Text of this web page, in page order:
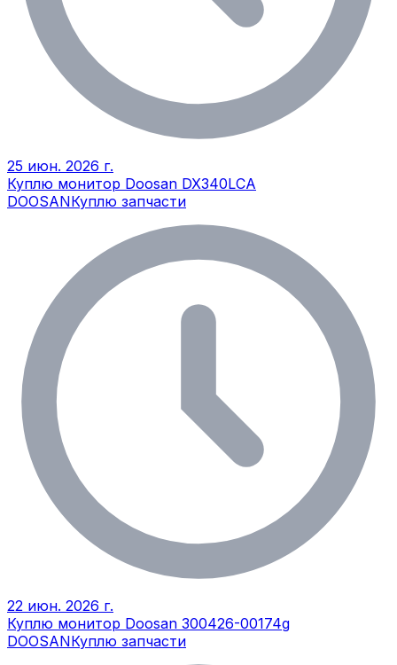
25 июн. 2026 г.
Куплю монитор Doosan DX340LCA
DOOSANКуплю запчасти
22 июн. 2026 г.
Куплю монитор Doosan 300426-00174g
DOOSANКуплю запчасти